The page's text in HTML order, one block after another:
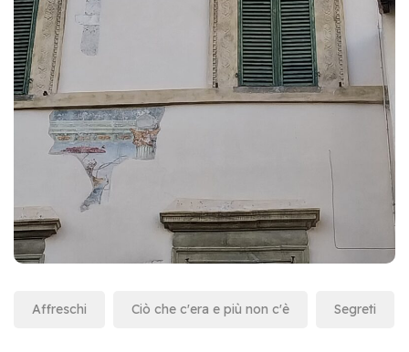
Affreschi Ciò che c'era e più non c'è Segreti